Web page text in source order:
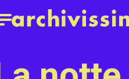
Home page
Apri il menu